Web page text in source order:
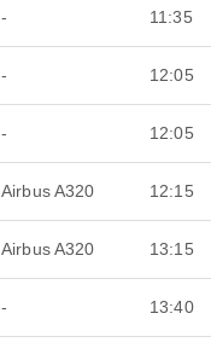
- 11:35
- 12:05
- 12:05
Airbus A320 12:15
Airbus A320 13:15
- 13:40